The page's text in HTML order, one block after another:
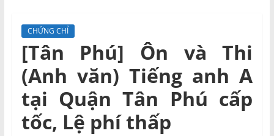
–
MIENNAM
Education
Đào
CHỨNG CHỈ
[Tân Phú] Ôn và Thi
(Anh văn) Tiếng anh A
tại Quận Tân Phú cấp
tốc, Lệ phí thấp